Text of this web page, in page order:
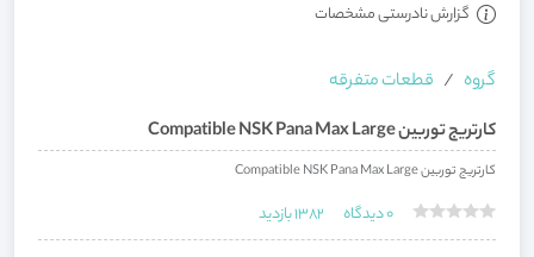
گزارش نادرستی مشخصات
گروه
قطعات متفرقه
کارتریج توربین Compatible NSK Pana Max Large
کارتریج توربین Compatible NSK Pana Max Large
0دیدگاه 1382بازدید